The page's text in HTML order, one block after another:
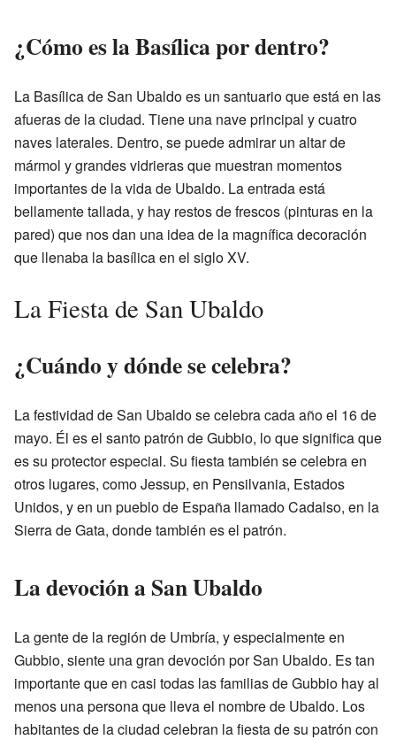
¿Cómo es la Basílica por dentro?
La Basílica de San Ubaldo es un santuario que está en las
afueras de la ciudad. Tiene una nave principal y cuatro
naves laterales. Dentro, se puede admirar un altar de
mármol y grandes vidrieras que muestran momentos
importantes de la vida de Ubaldo. La entrada está
bellamente tallada, y hay restos de frescos (pinturas en la
pared) que nos dan una idea de la magnífica decoración
que llenaba la basílica en el siglo XV.
La Fiesta de San Ubaldo
¿Cuándo y dónde se celebra?
La festividad de San Ubaldo se celebra cada año el 16 de
mayo. Él es el santo patrón de Gubbio, lo que significa que
es su protector especial. Su fiesta también se celebra en
otros lugares, como Jessup, en Pensilvania, Estados
Unidos, y en un pueblo de España llamado Cadalso, en la
Sierra de Gata, donde también es el patrón.
La devoción a San Ubaldo
La gente de la región de Umbría, y especialmente en
Gubbio, siente una gran devoción por San Ubaldo. Es tan
importante que en casi todas las familias de Gubbio hay al
menos una persona que lleva el nombre de Ubaldo. Los
habitantes de la ciudad celebran la fiesta de su patrón con